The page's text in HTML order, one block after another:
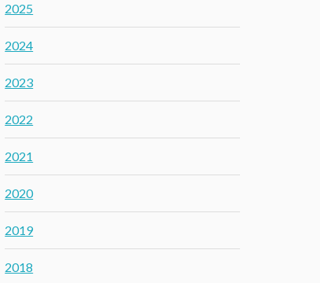
2025
2024
2023
2022
2021
2020
2019
2018